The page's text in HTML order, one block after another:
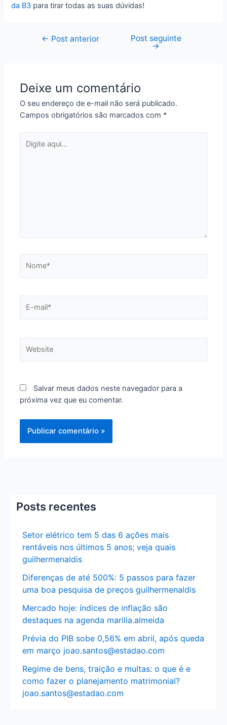
da B3 para tirar todas as suas dúvidas!
Navegação
← Post anterior Post seguinte
→
Deixe um comentário
O seu endereço de e-mail não será publicado.
Campos obrigatórios são marcados com *
aqui...
mail*
Salvar meus dados neste navegador para a
próxima vez que eu comentar.
Posts recentes
Setor elétrico tem 5 das 6 ações mais
rentáveis nos últimos 5 anos; veja quais
guilhermenaldis
Diferenças de até 500%: 5 passos para fazer
uma boa pesquisa de preços guilhermenaldis
Mercado hoje: índices de inflação são
destaques na agenda marilia.almeida
Prévia do PIB sobe 0,56% em abril, após queda
em março joao.santos@estadao.com
Regime de bens, traição e multas: o que é e
como fazer o planejamento matrimonial?
joao.santos@estadao.com